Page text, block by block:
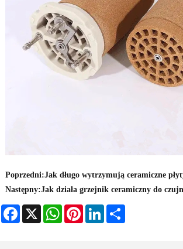
Poprzedni:Jak długo wytrzymują ceramiczne
Następny:Jak działa grzejnik ceramiczny do
Facebook
X WhatsAppPinterestLinkedIn